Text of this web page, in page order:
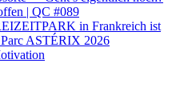
| QC #089
in Frankreich ist
ASTÉRIX 2026